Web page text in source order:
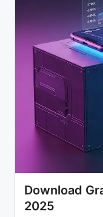
Download
2025